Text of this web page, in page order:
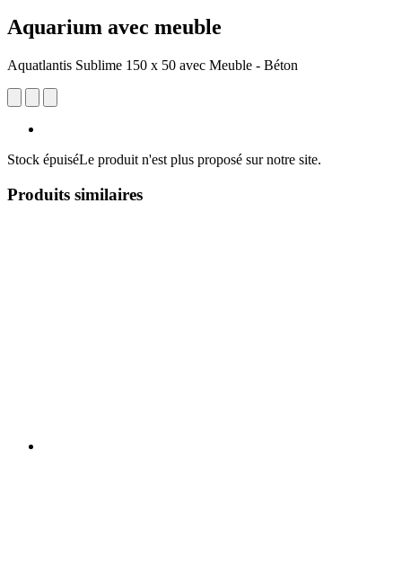
Aquarium avec meuble
Aquatlantis Sublime 150 x 50 avec Meuble - Béton
Stock épuiséLe produit n'est plus proposé sur notre site.
Produits similaires